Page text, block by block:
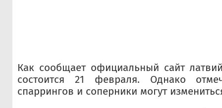
Как сообщает официальный сайт
состоится 21 февраля. Однако
спаррингов и соперники могут